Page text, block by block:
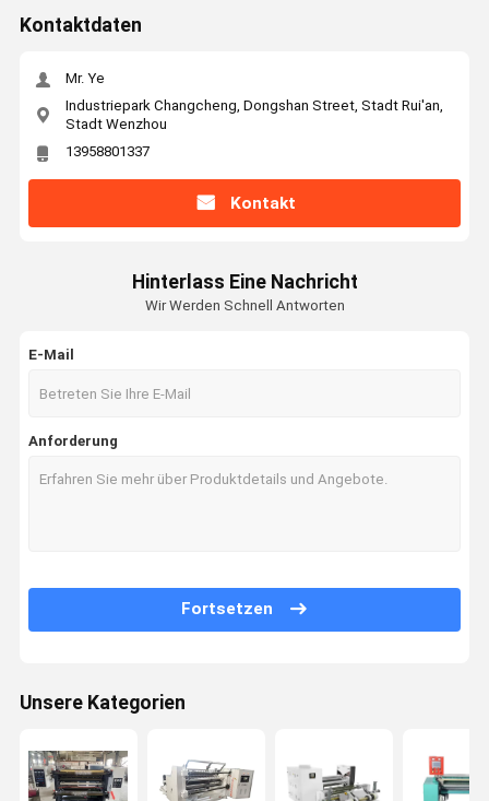
Kontaktdaten
Mr. Ye
Industriepark Changcheng, Dongshan Street, Stadt Rui'an,
Stadt Wenzhou
13958801337
Kontakt
Hinterlass Eine Nachricht
Wir Werden Schnell Antworten
E-Mail
Anforderung
Fortsetzen
Unsere Kategorien